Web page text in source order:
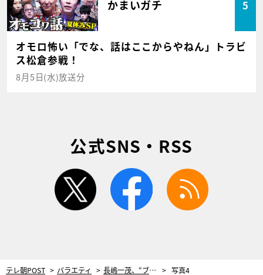
かまいガチ 5
オモロ怖い「でな、話はここからやねん」トラビ
ス松倉参戦！
8月5日(水)放送分
公式SNS・RSS
twitter facebook
テレ朝POST バラエティ 長嶋一茂、“ブレインダイブ”体験でまさかの土下座！「いい加減にしろーー！」 写真4